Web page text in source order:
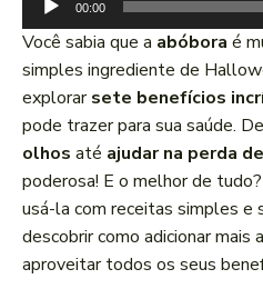
o
c
a
d
o
r
d
e
á
u
00:00
Você sabia que a abóbora é
simples ingrediente de
explorarsete benefícios
pode trazer para sua saúde.
olhos até ajudar na perda
poderosa! E o melhor de
usá-la com receitas simples e
descobrir como adicionar mais
aproveitar todos os seus